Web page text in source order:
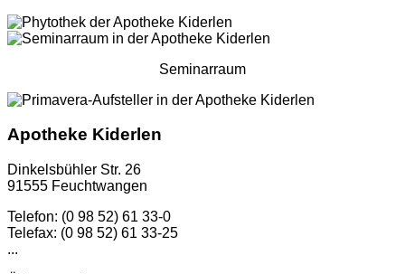
Seminarraum
Apotheke Kiderlen
Dinkelsbühler Str. 26
91555 Feuchtwangen
Telefon: (0 98 52) 61 33-0
Telefax: (0 98 52) 61 33-25
...